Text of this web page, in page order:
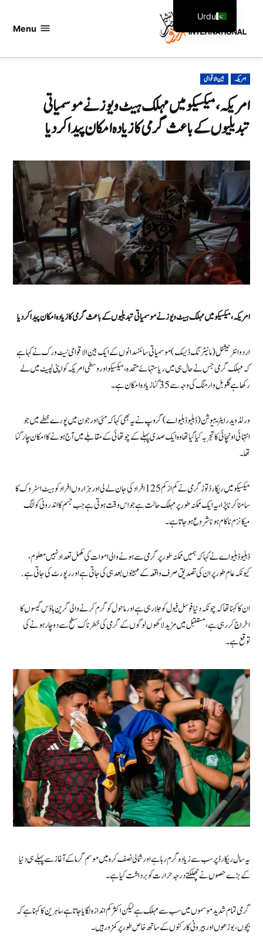
Menu
POSTED
IN
امریکہ بین الاقوامی
امریکہ، میکسیکو میں مہلک ہیٹ ویوز نے موسمیاتی
تبدیلیوں کے باعث گرمی کا زیادہ امکان پیدا کر دیا
امریکہ، میکسیکو میں مہلک ہیٹ ویوز نے موسمیاتی تبدیلیوں کے باعث گرمی کا زیادہ امکان پیدا کر دیا
اردو انٹرنیشنل (مانیٹرنگ ڈیسک) موسمیاتی سائنسدانوں کے ایک بین الاقوامی نیٹ ورک نے کہا ہے
کہ مہلک گرمی جس نے حال ہی میں ریاستہائے متحدہ، میکسیکو اور وسطی امریکہ کو اپنی لپیٹ میں لے
رکھا ہے گلوبل وارمنگ کی وجہ سے 35 گنا زیادہ امکان ہے۔
ورلڈ ویدر ایٹریبیوشن (ڈبلیو ڈبلیو اے) گروپ نے یہ بھی کہا کہ مئی اور جون میں پورے خطے میں جو
انتہائی اونچائی کا تجربہ کیا گیا تھا وہ ایک صدی پہلے کے چوتھائی کے مقابلے میں آج ہونے کا امکان چار گنا
تھا۔
میکسیکو میں ریکارڈ توڑ گرمی نے کم از کم 125 افراد کی جان لے لی اور ہزاروں افراد کو ہیٹ اسٹروک کا
سامنا کرنا پڑا، یہ ایک ممکنہ طور پر مہلک حالت ہے جو اس وقت ہوتی ہے جب جسم کا اندرونی کولنگ
میکانزم ناکام ہونا شروع ہو جاتا ہے۔
ڈبلیو ڈبلیو اے نے کہا کہ ہمیں ممکنہ طور پر گرمی سے ہونے والی اموات کی مکمل تعداد نہیں معلوم،
کیونکہ عام طور پر ان کی تصدیق صرف واقعہ کے مہینوں بعد ہی کی جاتی ہے اور رپورٹ کی جاتی ہے.
ان کا کہنا تھا کہ چونکہ دنیا فوسل فیول کو جلا رہی ہے اور ماحول کو گرم کرنے والی گرین ہاؤس گیسوں کا
اخراج کر رہی ہے، مستقبل میں مزید لاکھوں لوگوں کے گرمی کی خطرناک سطح سے دوچار ہونے کی
توقع ہے۔
یہ سال ریکارڈ پر سب سے زیادہ گرم رہا ہے اور شمالی نصف کرہ میں موسم گرما کے آغاز سے پہلے ہی دنیا
کے بڑے حصوں نے چھلکتے درجہ حرارت کو برداشت کیا ہے۔
گرمی تمام شدید موسموں میں سب سے مہلک ہے لیکن اکثر کم اندازہ لگایا جاتا ہے، ماہرین کا کہنا ہے کہ
بچوں، بوڑھوں اور بیرونی کارکنوں کے ساتھ خاص طور پر کمزور ہیں۔
Urdu
English